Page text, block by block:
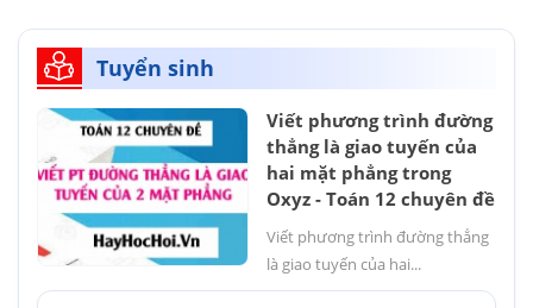
Tuyển sinh
Viết phương trình đường
thẳng là giao tuyến của
hai mặt phẳng trong
Oxyz - Toán 12 chuyên đề
Viết phương trình đường thẳng
là giao tuyến của hai...